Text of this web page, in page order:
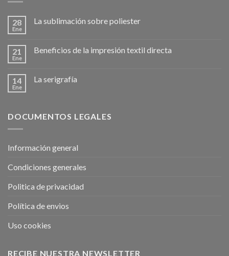
28
Ene
La sublimación sobre poliester
21
Ene
Beneficios de la impresión textil directa
14
Ene
La serigrafía
DOCUMENTOS LEGALES
Información general
Condiciones generales
Politica de privacidad
Política de envios
Uso cookies
RECIBE NUESTRA NEWSLETTER